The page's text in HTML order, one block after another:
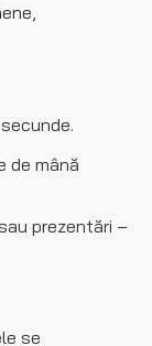
de mână
prezentări –
se